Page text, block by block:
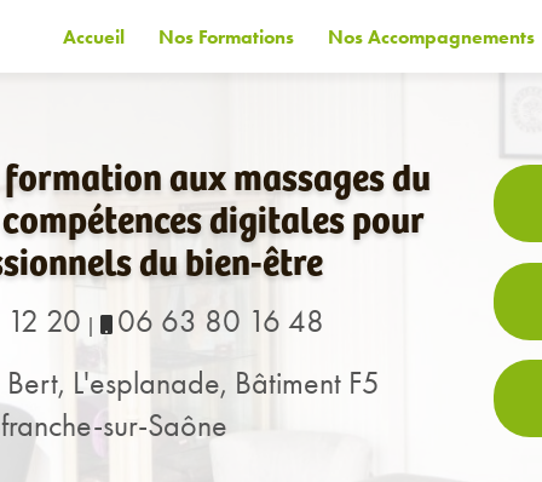
Accueil
Nos Formations Nos Accompagnements
formation aux massages du
digitales pour
du bien-être
20 |
06 63 80 16 48
Bert, L'esplanade, Bâtiment F5
sur-Saône